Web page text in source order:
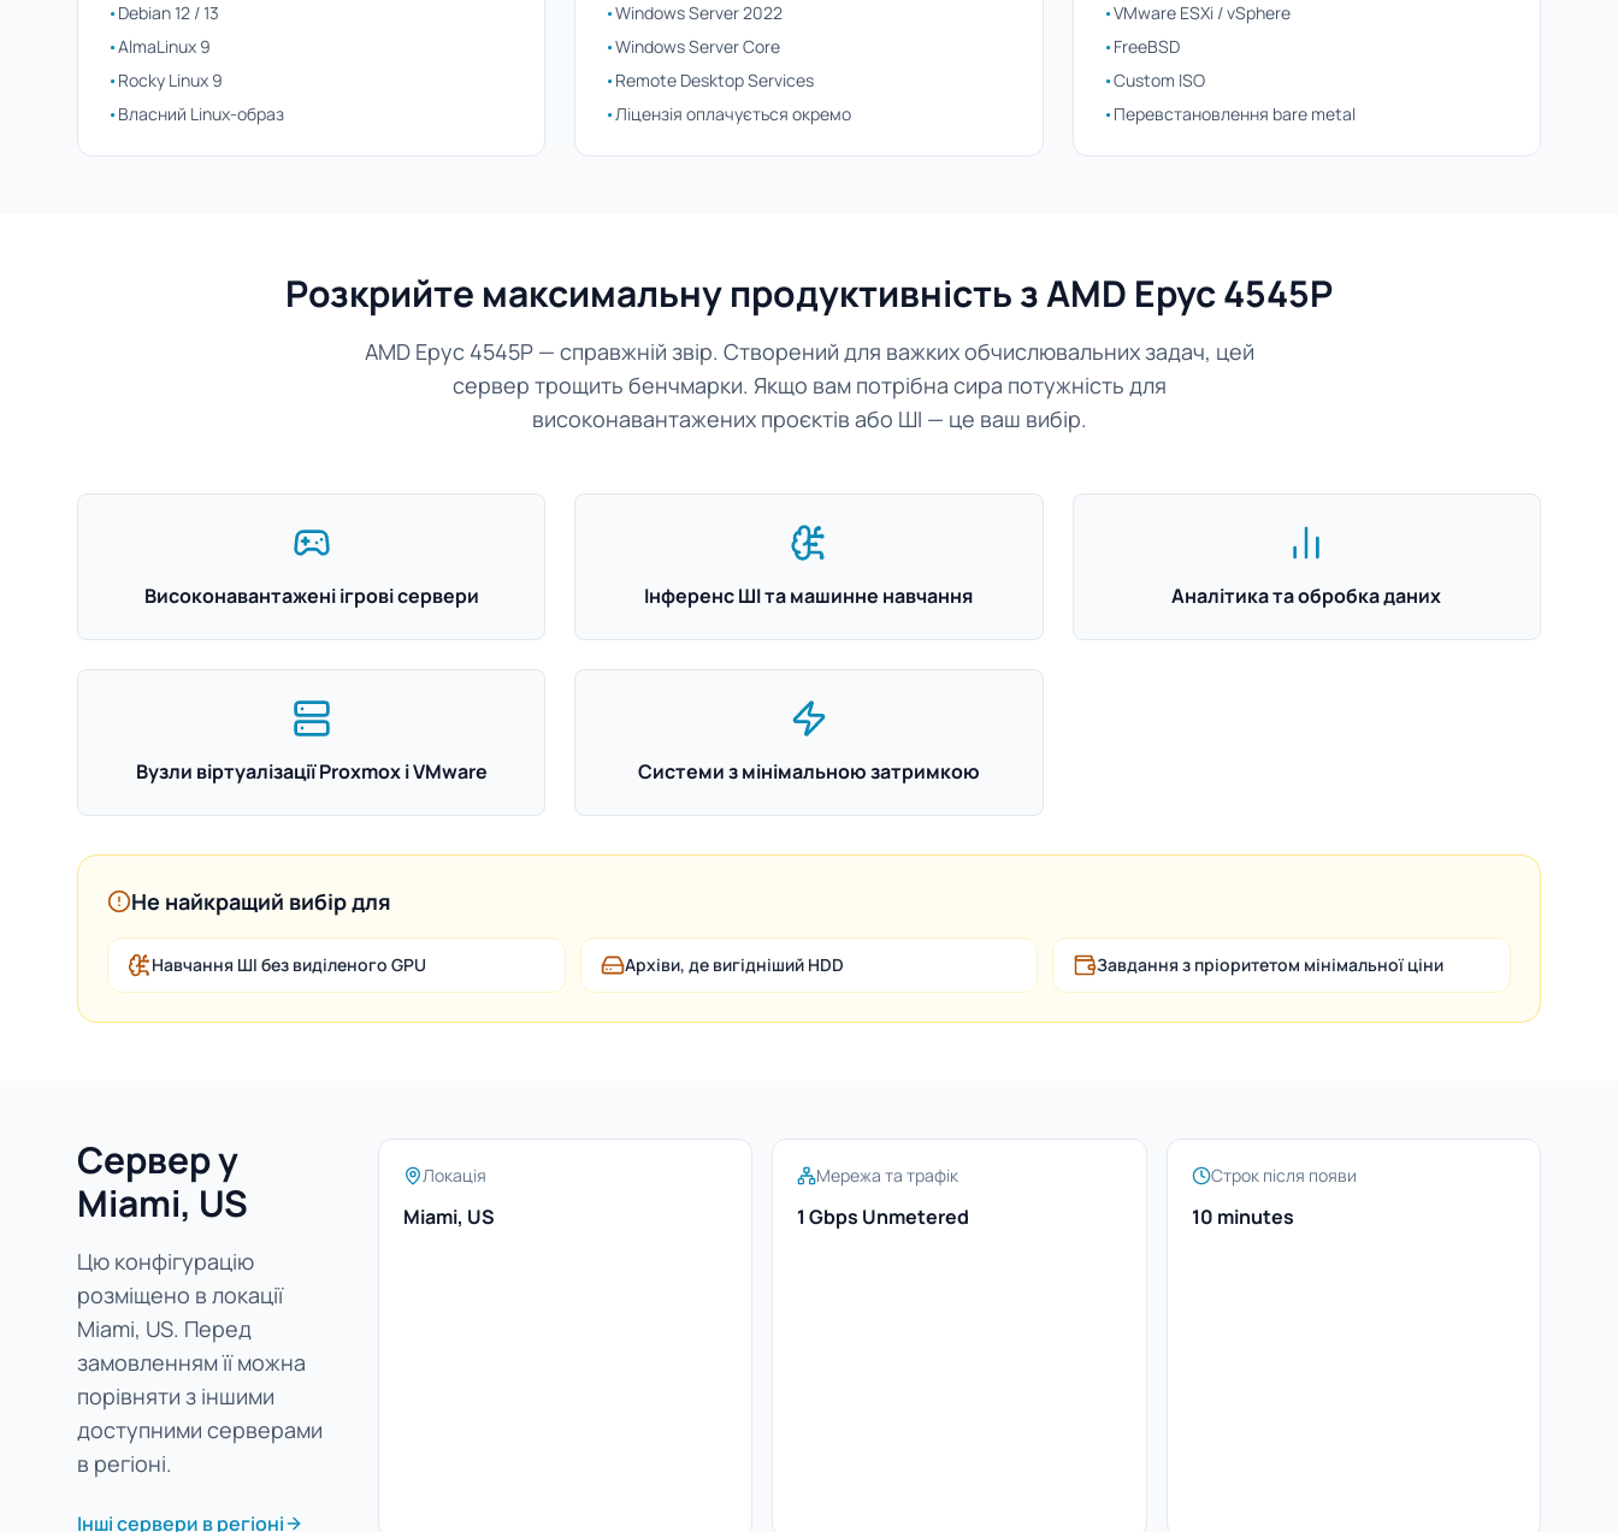
•Debian 12 / 13
•AlmaLinux 9
•Rocky Linux 9
•Власний Linux-образ
•Windows Server 2022
•Windows Server Core
•Remote Desktop Services
•Ліцензія оплачується окремо
•VMware ESXi / vSphere
•FreeBSD
•Custom ISO
•Перевстановлення bare metal
Розкрийте максимальну продуктивність з AMD Epyc 4545P
AMD Epyc 4545P — справжній звір. Створений для важких обчислювальних задач, цей
сервер трощить бенчмарки. Якщо вам потрібна сира потужність для
високонавантажених проєктів або ШІ — це ваш вибір.
Високонавантажені ігрові сервери Інференс ШІ та машинне навчання Аналітика та обробка даних
Вузли віртуалізації Proxmox і VMware Системи з мінімальною затримкою
Не найкращий вибір для
Навчання ШІ без виділеного GPU Архіви, де вигідніший HDD Завдання з пріоритетом мінімальної ціни
Сервер у
Miami, US
Цю конфігурацію
розміщено в локації
Miami, US. Перед
замовленням її можна
порівняти з іншими
доступними серверами
в регіоні.
Інші сервери в регіоні
Локація
Miami, US
Мережа та трафік
1 Gbps Unmetered
Строк після появи
10 minutes